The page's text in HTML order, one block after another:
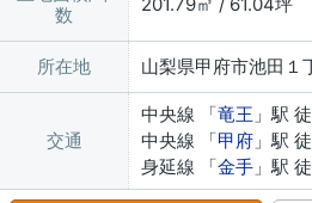
数
所在地 山梨県甲府市池田
交通
中央線 「竜王 」駅
中央線 「甲府 」駅
身延線 「金手 」駅